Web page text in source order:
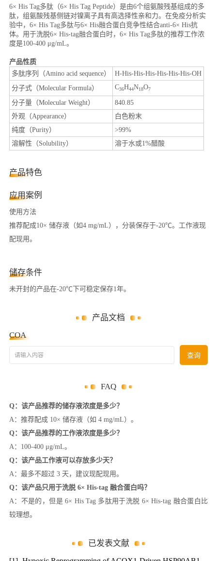
6× His Tag多肽（6× His Tag Peptide）是由6个组氨酸残基组成的多
肽，组氨酸残基侧链对镍离子具有高选择性亲和力。在免疫分析实
验中，6× His Tag多肽与6× His融合蛋白竞争性结合anti-6× His抗
体。用于洗脱6× His-tag融合蛋白时，6× His Tag多肽的推荐工作浓
度是100-400 μg/mL。
产品性质
多肽序列（Amino acid sequence）
H-His-His-His-His-His-His-OH
分子式（Molecular Formula）
C36H44N18O7
分子量（Molecular Weight）
840.85
外观（Appearance）
白色粉末
纯度（Purity）
>99%
溶解性（Solubility）
溶于水或1%醋酸
产品特色
应用案例
使用方法
推荐配成10× 储存液（如4 mg/mL），分装保存于-20℃。工作液现
配现用。
储存条件
未开封的产品在-20℃下可稳定保存1年。
产品文档
COA
请输入内容 查询
FAQ
Q：该产品推荐的储存液浓度是多少？
A：推荐配成 10× 储存液（如 4 mg/mL）。
Q：该产品推荐的工作液浓度是多少？
A：100-400 μg/mL。
Q：该产品工作液可以存放多少天？
A：最多不超过 3 天，建议现配现用。
Q：该产品只用于洗脱 6× His-tag 融合蛋白吗？
A：不是的，但是 6× His Tag 多肽用于洗脱 6× His-tag 融合蛋白比
较理想。
已发表文献